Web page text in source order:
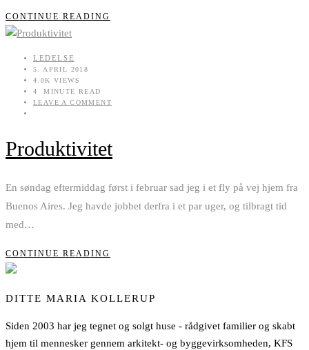
CONTINUE READING
LEDELSE
5. APRIL 2018
4.0K VIEWS
4 MINUTE READ
LEAVE A COMMENT
Produktivitet
En søndag eftermiddag først i februar sad jeg i et fly på vej hjem fra
Buenos Aires. Jeg havde jobbet derfra i et par uger, og tilbragt tid
med…
CONTINUE READING
DITTE MARIA KOLLERUP
Siden 2003 har jeg tegnet og solgt huse - rådgivet familier og skabt
hjem til mennesker gennem arkitekt- og byggevirksomheden, KFS